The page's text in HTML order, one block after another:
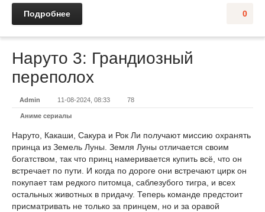
0
Подробнее
Наруто 3: Грандиозный
переполох
Admin 11-08-2024, 08:33 78
Аниме сериалы
Наруто, Какаши, Сакура и Рок Ли получают миссию охранять
принца из Земель Луны. Земля Луны отличается своим
богатством, так что принц намеривается купить всё, что он
встречает по пути. И когда по дороге они встречают цирк он
покупает там редкого питомца, саблезубого тигра, и всех
остальных животных в придачу. Теперь команде предстоит
присматривать не только за принцем, но и за оравой